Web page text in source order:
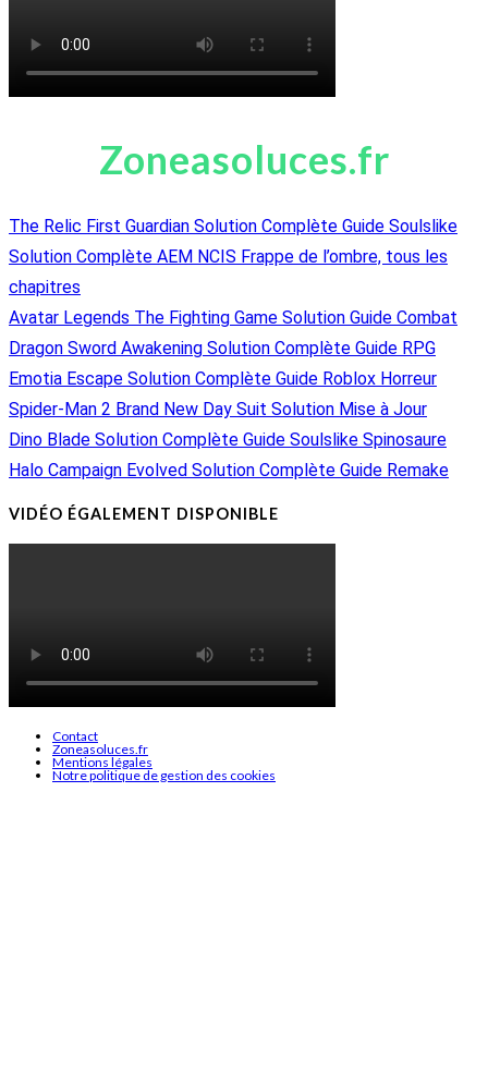
Zoneasoluces.fr
The Relic First Guardian Solution Complète Guide Soulslike
Solution Complète AEM NCIS Frappe de l’ombre, tous les
chapitres
Avatar Legends The Fighting Game Solution Guide Combat
Dragon Sword Awakening Solution Complète Guide RPG
Emotia Escape Solution Complète Guide Roblox Horreur
Spider-Man 2 Brand New Day Suit Solution Mise à Jour
Dino Blade Solution Complète Guide Soulslike Spinosaure
Halo Campaign Evolved Solution Complète Guide Remake
VIDÉO ÉGALEMENT DISPONIBLE
Contact
Zoneasoluces.fr
Mentions légales
Notre politique de gestion des cookies